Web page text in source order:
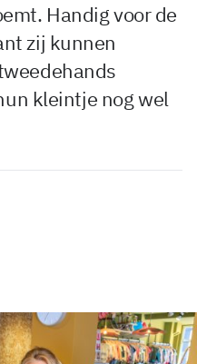
Handig voor de
zij kunnen
kleintje nog wel